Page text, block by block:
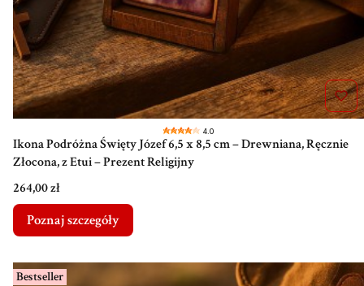
4.0
Ikona Podróżna Święty Józef 6,5 x 8,5 cm – Drewniana, Ręcznie
Złocona, z Etui – Prezent Religijny
Cena
264,00 zł
Poznaj szczegóły
Bestseller